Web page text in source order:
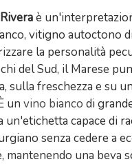
è
vitigno autoctono
la personalità
del Sud, il Marese
sulla freschezza e su
un vino bianco di
un'etichetta capace di
senza cedere a
mantenendo una beva